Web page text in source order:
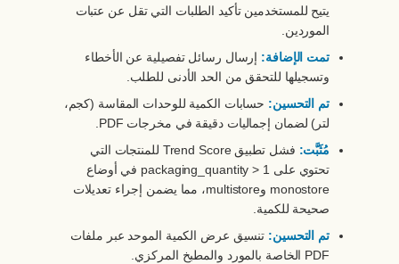
يتيح للمستخدمين تأكيد الطلبات التي تقل عن عتبات
الموردين.
تمت الإضافة: إرسال رسائل تفصيلية عن الأخطاء
وتسجيلها للتحقق من الحد الأدنى للطلب.
تم التحسين: حسابات الكمية للوحدات المقاسة (كجم،
لتر) لضمان إجماليات دقيقة في مخرجات PDF.
مُثَبَّت:
فشل تطبيق Trend Score للمنتجات التي
تحتوي على packaging_quantity > 1 في أوضاع
monostore وmultistore، مما يضمن إجراء تعديلات
صحيحة للكمية.
تم التحسين: تنسيق عرض الكمية الموحد عبر ملفات
PDF الخاصة بالمورد والمطبخ المركزي.